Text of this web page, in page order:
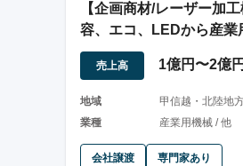
【企画商材/レーザー加
容、エコ、LEDから産業
幅広な商品
売上高 1億円〜2億円
地域
甲信越・北陸地
業種
産業用機械 / 他
会社譲渡 専門家あり